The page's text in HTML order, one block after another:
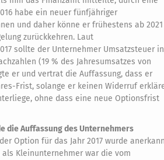
habe ein neuer fünfjähriger
und daher könne er frühestens ab 2021
zurückkehren. Laut
sollte der Unternehmer Umsatzsteuer in
(19 % des Jahresumsatzes von
er und vertrat die Auffassung, dass er
Frist, solange er keinen Widerruf
ohne dass eine neue Optionsfrist
die Auffassung des Unternehmers
Option für das Jahr 2017 wurde
Kleinunternehmer war die vom